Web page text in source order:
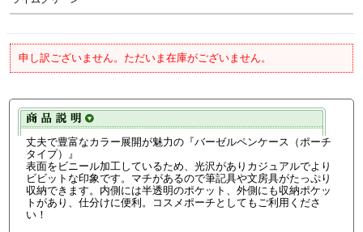
申し訳ございません。ただいま在庫がございません。
丈夫で豊富なカラー展開が魅力の『バーゼルペンケース（ポーチ
タイプ）』
表面をビニール加工しているため、光沢がありカジュアルでより
ビビットな印象です。マチがあるので筆記具や文房具がたっぷり
収納できます。内側には半透明のポケット、外側にも収納ポケッ
トがあり、仕分けに便利。コスメポーチとしてもご利用くださ
い！